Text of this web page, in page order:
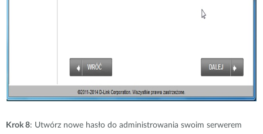
Krok 8: Utwórz nowe hasło do administrowania swoim serwerem